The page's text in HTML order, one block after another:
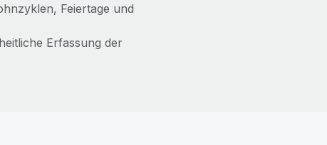
Feiertage und
Erfassung der